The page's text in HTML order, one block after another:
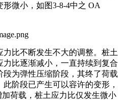
微小，如图3-8-4中之 OA
比不断发生不大的调整。桩土
比逐渐减小，一直持续到复合
为弹性压缩阶段，其终了荷载
阶段已产生可以容许的变形，
荷载，桩土应力比仅发生微小